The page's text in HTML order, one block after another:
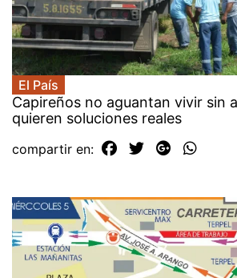
El País
Capireños no aguantan vivir sin
quieren soluciones reales
compartir en: